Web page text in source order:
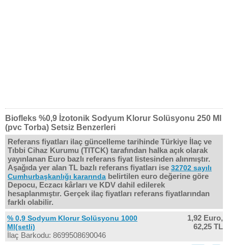
Biofleks %0,9 İzotonik Sodyum Klorur Solüsyonu 250 Ml
(pvc Torba) Setsiz Benzerleri
Referans fiyatları ilaç güncelleme tarihinde Türkiye İlaç ve
Tıbbi Cihaz Kurumu (TITCK) tarafından halka açık olarak
yayınlanan Euro bazlı referans fiyat listesinden alınmıştır.
Aşağıda yer alan TL bazlı referans fiyatları ise 32702 sayılı
Cumhurbaşkanlığı kararında belirtilen euro değerine göre
Depocu, Eczacı kârları ve KDV dahil edilerek
hesaplanmıştır. Gerçek ilaç fiyatları referans fiyatlarından
farklı olabilir.
% 0,9 Sodyum Klorur Solüsyonu 1000
Ml(setli)
İlaç Barkodu: 8699508690046
1,92 Euro,
62,25 TL